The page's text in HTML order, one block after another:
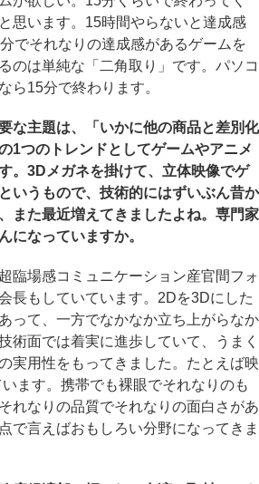
思います。15時間やらないと達成感
でそれなりの達成感があるゲームを
のは単純な「二角取り」です。パソコ
ら15分で終わります。
な主題は、「いかに他の商品と差別化
1つのトレンドとしてゲームやアニメ
。3Dメガネを掛けて、立体映像でゲ
いうもので、技術的にはずいぶん昔か
また最近増えてきましたよね。専門家
になっていますか。
臨場感コミュニケーション産官間フォ
長もしていています。2Dを3Dにした
って、一方でなかなか立ち上がらなか
術面では着実に進歩していて、うまく
実用性をもってきました。たとえば映
ます。携帯でも裸眼でそれなりのも
れなりの品質でそれなりの面白さがあ
で言えばおもしろい分野になってきま